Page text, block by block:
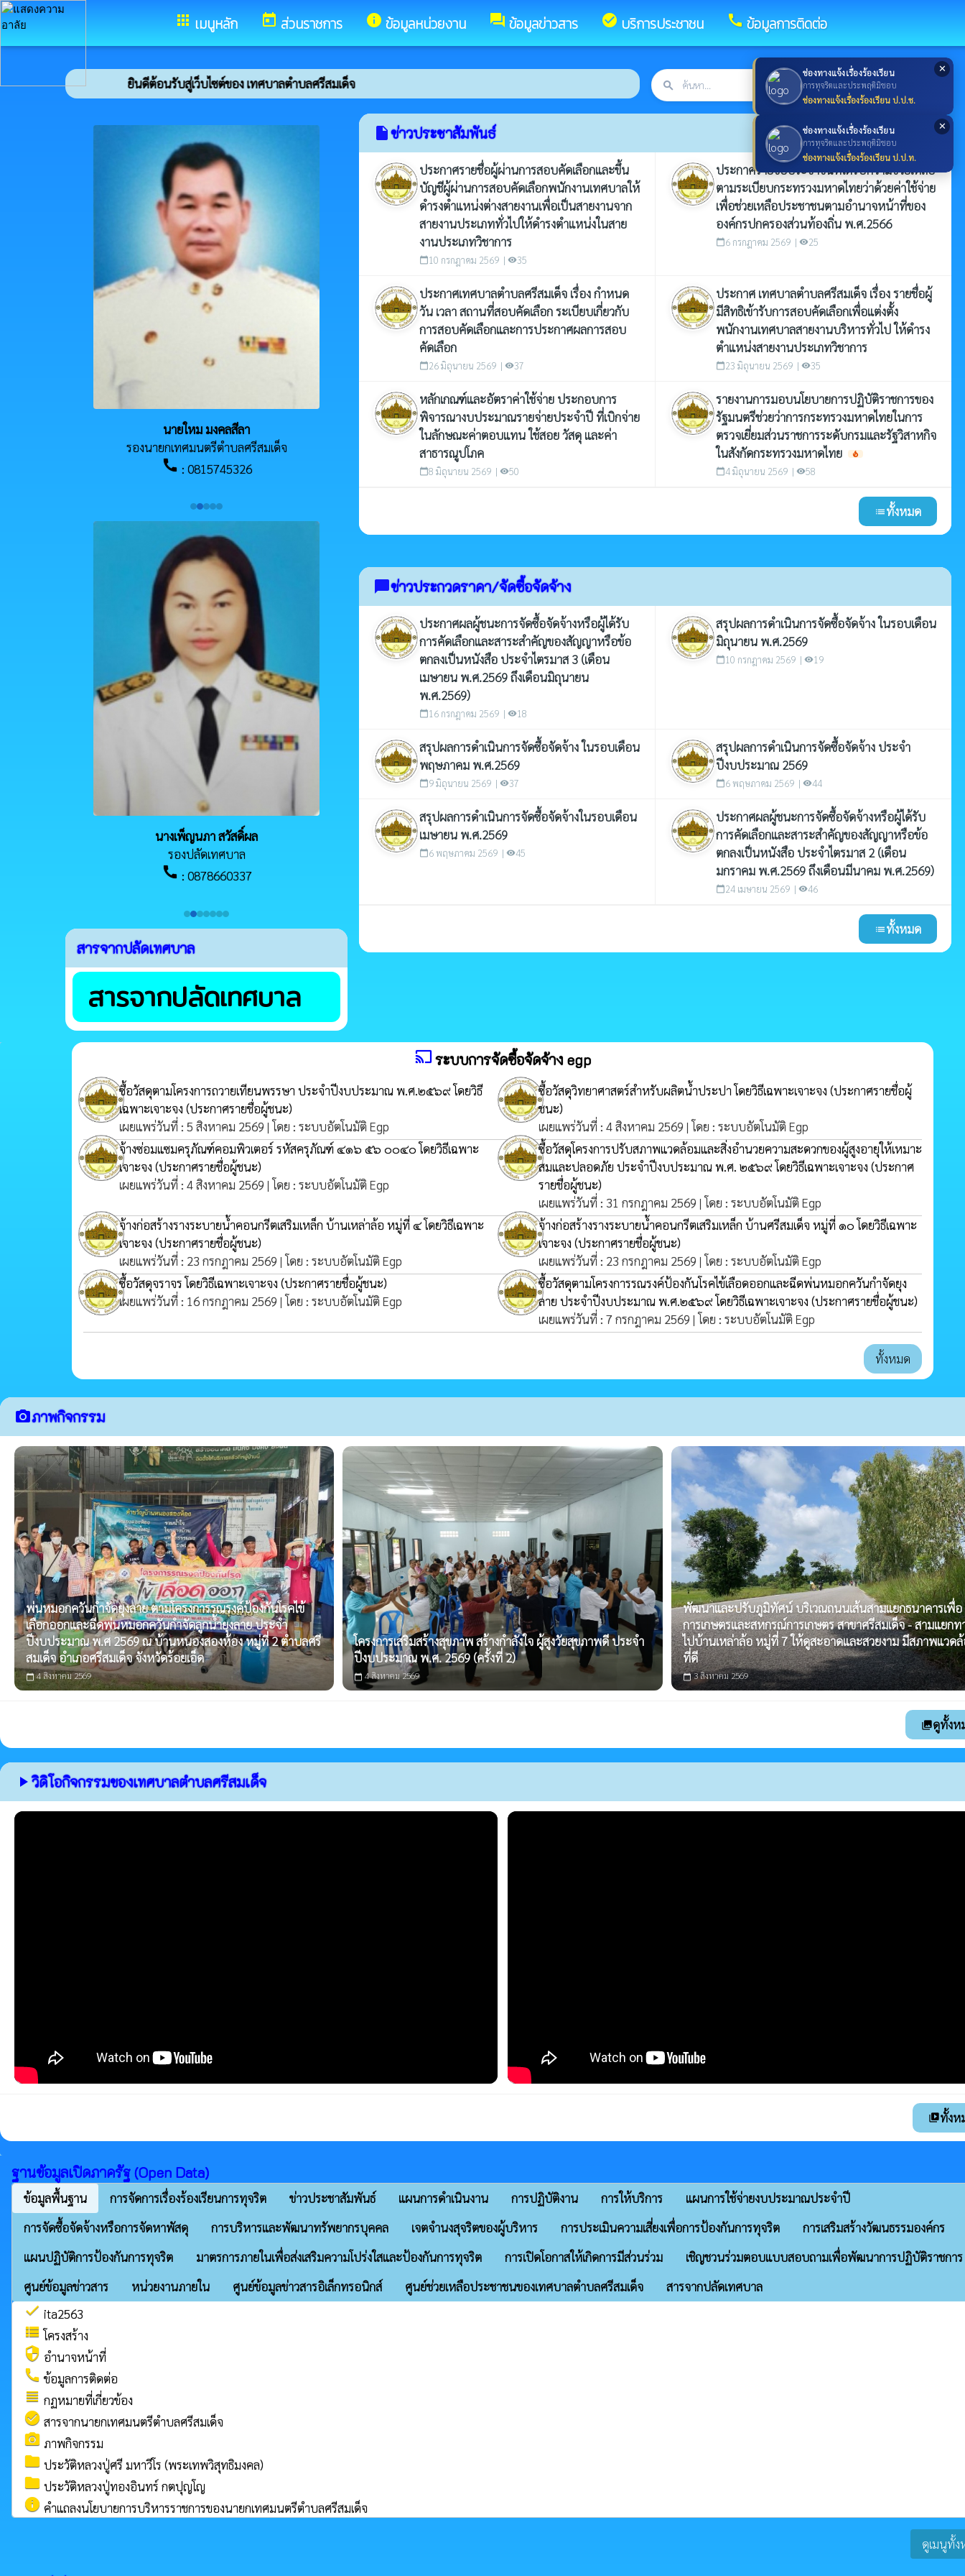
✕
ช่องทางแจ้งเรื่องร้องเรียน
การทุจริตและประพฤติมิชอบ
ช่องทางแจ้งเรื่องร้องเรียน ป.ป.ช.
✕
ช่องทางแจ้งเรื่องร้องเรียน
การทุจริตและประพฤติมิชอบ
ช่องทางแจ้งเรื่องร้องเรียน ป.ป.ท.
apps เมนูหลัก today ส่วนราชการ info ข้อมูลหน่วยงาน forum ข้อมูลข่าวสาร check_circle บริการประชาชน call ข้อมูลการติดต่อ
อำเภอศรีสมเด็จ จังหวัดร้อยเอ็ด
ยินดีต้อนรับสู่เว็บไซต์ของ เทศบาลตำบลศรีสมเด็จ search searchค้นหา
นายใหม มงคลสีลา
รองนายกเทศมนตรีตำบลศรีสมเด็จ
call : 0815745326
นางเพ็ญนภา สวัสดิ์ผล
รองปลัดเทศบาล
call : 0878660337
สารจากปลัดเทศบาล
สารจากปลัดเทศบาล
insert_drive_fileข่าวประชาสัมพันธ์
ประกาศรายชื่อผู้ผ่านการสอบคัดเลือกและขึ้น
บัญชีผู้ผ่านการสอบคัดเลือกพนักงานเทศบาลให้
ดำรงตำแหน่งต่างสายงานเพื่อเป็นสายงานจาก
สายงานประเภททั่วไปให้ดำรงตำแหน่งในสาย
งานประเภทวิชาการ
calendar_today10 กรกฎาคม 2569 | visibility35
ประกาศรายชื่อประชาชนที่ได้รับความช่วยเหลือ
ตามระเบียบกระทรวงมหาดไทยว่าด้วยค่าใช้จ่าย
เพื่อช่วยเหลือประชาชนตามอำนาจหน้าที่ของ
องค์กรปกครองส่วนท้องถิ่น พ.ศ.2566
calendar_today6 กรกฎาคม 2569 | visibility25
ประกาศเทศบาลตำบลศรีสมเด็จ เรื่อง กำหนด
วัน เวลา สถานที่สอบคัดเลือก ระเบียบเกี่ยวกับ
การสอบคัดเลือกและการประกาศผลการสอบ
คัดเลือก
calendar_today26 มิถุนายน 2569 | visibility37
ประกาศ เทศบาลตำบลศรีสมเด็จ เรื่อง รายชื่อผู้
มีสิทธิเข้ารับการสอบคัดเลือกเพื่อแต่งตั้ง
พนักงานเทศบาลสายงานบริหารทั่วไป ให้ดำรง
ตำแหน่งสายงานประเภทวิชาการ
calendar_today23 มิถุนายน 2569 | visibility35
หลักเกณฑ์และอัตราค่าใช้จ่าย ประกอบการ
พิจารณางบประมาณรายจ่ายประจำปี ที่เบิกจ่าย
ในลักษณะค่าตอบแทน ใช้สอย วัสดุ และค่า
สาธารณูปโภค
calendar_today8 มิถุนายน 2569 | visibility50
รายงานการมอบนโยบายการปฏิบัติราชการของ
รัฐมนตรีช่วยว่าการกระทรวงมหาดไทยในการ
ตรวจเยี่ยมส่วนราชการระดับกรมและรัฐวิสาหกิจ
ในสังกัดกระทรวงมหาดไทย
local_fire_department
calendar_today4 มิถุนายน 2569 | visibility58
listทั้งหมด
chat_bubbleข่าวประกวดราคา/จัดซื้อจัดจ้าง
ประกาศผลผู้ชนะการจัดซื้อจัดจ้างหรือผู้ได้รับ
การคัดเลือกและสาระสำคัญของสัญญาหรือข้อ
ตกลงเป็นหนังสือ ประจำไตรมาส 3 (เดือน
เมษายน พ.ศ.2569 ถึงเดือนมิถุนายน
พ.ศ.2569)
calendar_today16 กรกฎาคม 2569 | visibility18
สรุปผลการดำเนินการจัดซื้อจัดจ้าง ในรอบเดือน
มิถุนายน พ.ศ.2569
calendar_today10 กรกฎาคม 2569 | visibility19
สรุปผลการดำเนินการจัดซื้อจัดจ้าง ในรอบเดือน
พฤษภาคม พ.ศ.2569
calendar_today9 มิถุนายน 2569 | visibility37
สรุปผลการดำเนินการจัดซื้อจัดจ้าง ประจำ
ปีงบประมาณ 2569
calendar_today6 พฤษภาคม 2569 | visibility44
สรุปผลการดำเนินการจัดซื้อจัดจ้างในรอบเดือน
เมษายน พ.ศ.2569
calendar_today6 พฤษภาคม 2569 | visibility45
ประกาศผลผู้ชนะการจัดซื้อจัดจ้างหรือผู้ได้รับ
การคัดเลือกและสาระสำคัญของสัญญาหรือข้อ
ตกลงเป็นหนังสือ ประจำไตรมาส 2 (เดือน
มกราคม พ.ศ.2569 ถึงเดือนมีนาคม พ.ศ.2569)
calendar_today24 เมษายน 2569 | visibility46
listทั้งหมด
castระบบการจัดซื้อจัดจ้าง egp
ซื้อวัสดุตามโครงการถวายเทียนพรรษา ประจำปีงบประมาณ พ.ศ.๒๕๖๙ โดยวิธี
เฉพาะเจาะจง (ประกาศรายชื่อผู้ชนะ)
เผยแพร่วันที่ : 5 สิงหาคม 2569 | โดย : ระบบอัตโนมัติ Egp
ซื้อวัสดุวิทยาศาสตร์สำหรับผลิตน้ำประปา โดยวิธีเฉพาะเจาะจง (ประกาศรายชื่อผู้
ชนะ)
เผยแพร่วันที่ : 4 สิงหาคม 2569 | โดย : ระบบอัตโนมัติ Egp
จ้างซ่อมแซมครุภัณฑ์คอมพิวเตอร์ รหัสครุภัณฑ์ ๔๑๖ ๕๖ ๐๐๔๐ โดยวิธีเฉพาะ
เจาะจง (ประกาศรายชื่อผู้ชนะ)
เผยแพร่วันที่ : 4 สิงหาคม 2569 | โดย : ระบบอัตโนมัติ Egp
ซื้อวัสดุโครงการปรับสภาพแวดล้อมและสิ่งอำนวยความสะดวกของผู้สูงอายุให้เหมาะ
สมและปลอดภัย ประจำปีงบประมาณ พ.ศ. ๒๕๖๙ โดยวิธีเฉพาะเจาะจง (ประกาศ
รายชื่อผู้ชนะ)
เผยแพร่วันที่ : 31 กรกฎาคม 2569 | โดย : ระบบอัตโนมัติ Egp
จ้างก่อสร้างรางระบายน้ำคอนกรีตเสริมเหล็ก บ้านเหล่าล้อ หมู่ที่ ๔ โดยวิธีเฉพาะ
เจาะจง (ประกาศรายชื่อผู้ชนะ)
เผยแพร่วันที่ : 23 กรกฎาคม 2569 | โดย : ระบบอัตโนมัติ Egp
จ้างก่อสร้างรางระบายน้ำคอนกรีตเสริมเหล็ก บ้านศรีสมเด็จ หมู่ที่ ๑๐ โดยวิธีเฉพาะ
เจาะจง (ประกาศรายชื่อผู้ชนะ)
เผยแพร่วันที่ : 23 กรกฎาคม 2569 | โดย : ระบบอัตโนมัติ Egp
ซื้อวัสดุจราจร โดยวิธีเฉพาะเจาะจง (ประกาศรายชื่อผู้ชนะ)
เผยแพร่วันที่ : 16 กรกฎาคม 2569 | โดย : ระบบอัตโนมัติ Egp
ซื้อวัสดุตามโครงการรณรงค์ป้องกันโรคไข้เลือดออกและฉีดพ่นหมอกควันกำจัดยุง
ลาย ประจำปีงบประมาณ พ.ศ.๒๕๖๙ โดยวิธีเฉพาะเจาะจง (ประกาศรายชื่อผู้ชนะ)
เผยแพร่วันที่ : 7 กรกฎาคม 2569 | โดย : ระบบอัตโนมัติ Egp
ทั้งหมด
camera_altภาพกิจกรรม
พ่นหมอกควันกำจัดยุงลาย ตามโครงการรณรงค์ป้องกันโรคไข้
เลือกออกและฉีดพ่นหมอกควันกำจัดลูกน้ำยุงลาย ประจำ
ปีงบประมาณ พ.ศ 2569 ณ บ้านหนองสองห้อง หมู่ที่ 2 ตำบลศรี
สมเด็จ อำเภอศรีสมเด็จ จังหวัดร้อยเอ็ด
calendar_today4 สิงหาคม 2569
โครงการเสริมสร้างสุขภาพ สร้างกำลังใจ ผู้สูงวัยสุขภาพดี ประจำ
ปีงบประมาณ พ.ศ. 2569 (ครั้งที่ 2)
calendar_today 4 สิงหาคม 2569
พัฒนาและปรับภูมิทัศน์ บริเวณถนนเส้นสามแยกธนาคารเพื่อ
การเกษตรและสหกรณ์การเกษตร สาขาศรีสมเด็จ - สามแยกท
ไปบ้านเหล่าล้อ หมู่ที่ 7 ให้ดูสะอาดและสวยงาม มีสภาพแวด
ที่ดี
calendar_today3 สิงหาคม 2569
photo_libraryดูทั้งห
play_arrowวิดิโอกิจกรรมของเทศบาลตำบลศรีสมเด็จ
video_libraryทั้งห
ฐานข้อมูลเปิดภาครัฐ (Open Data)
ข้อมูลพื้นฐาน การจัดการเรื่องร้องเรียนการทุจริต ข่าวประชาสัมพันธ์ แผนการดำเนินงาน การปฏิบัติงาน การให้บริการ
แผนการใช้จ่ายงบประมาณประจำปี
การจัดซื้อจัดจ้างหรือการจัดหาพัสดุ
การบริหารและพัฒนาทรัพยากรบุคคล เจตจำนงสุจริตของผู้บริหาร การประเมินความเสี่ยงเพื่อการป้องกันการทุจริต
การเสริมสร้างวัฒนธรรมองค์กร
แผนปฏิบัติการป้องกันการทุจริต
มาตรการภายในเพื่อส่งเสริมความโปร่งใสและป้องกันการทุจริต การเปิดโอกาสให้เกิดการมีส่วนร่วม
เชิญชวนร่วมตอบแบบสอบถามเพื่อพัฒนาการปฏิบัติราชการ
ศูนย์ข้อมูลข่าวสาร
หน่วยงานภายใน ศูนย์ข้อมูลข่าวสารอิเล็กทรอนิกส์ ศูนย์ช่วยเหลือประชาชนของเทศบาลตำบลศรีสมเด็จ สารจากปลัดเทศบาล
check ita2563
view_list โครงสร้าง
security อำนาจหน้าที่
call ข้อมูลการติดต่อ
view_headline กฏหมายที่เกี่ยวข้อง
check_circle สารจากนายกเทศมนตรีตำบลศรีสมเด็จ
camera_alt ภาพกิจกรรม
folder ประวัติหลวงปู่ศรี มหาวีโร (พระเทพวิสุทธิมงคล)
folder ประวัติหลวงปู่ทองอินทร์ กตปุญโญ
info คำแถลงนโยบายการบริหารราชการของนายกเทศมนตรีตำบลศรีสมเด็จ
ดูเมนูทั้